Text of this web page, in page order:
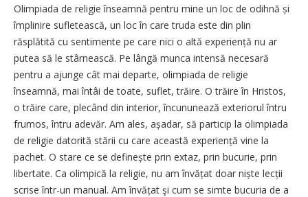
Olimpiada de religie înseamnă pentru mine un loc de odihnă și
împlinire sufletească, un loc în care truda este din plin
răsplătită cu sentimente pe care nici o altă experiență nu ar
putea să le stârnească. Pe lângă munca intensă necesară
pentru a ajunge cât mai departe, olimpiada de religie
înseamnă, mai întâi de toate, suflet, trăire. O trăire în Hristos,
o trăire care, plecând din interior, încununează exteriorul întru
frumos, întru adevăr. Am ales, așadar, să particip la olimpiada
de religie datorită stării cu care această ex­pe­riență vine la
pachet. O stare ce se definește prin extaz, prin bucurie, prin
libertate. Ca olimpică la religie, nu am învățat doar niște lecții
scrise într-un manual. Am învățat şi cum se simte bucuria de a